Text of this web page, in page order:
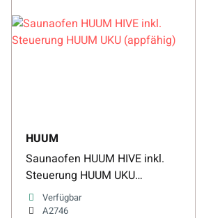
HUUM
Saunaofen HUUM HIVE inkl.
Steuerung HUUM UKU
(appfähig)
Verfügbar
A2746